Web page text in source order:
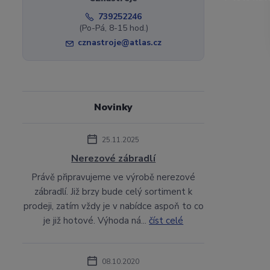
739252246
(Po-Pá, 8-15 hod.)
cznastroje@atlas.cz
Novinky
25.11.2025
Nerezové zábradlí
Právě připravujeme ve výrobě nerezové
zábradlí. Již brzy bude celý sortiment k
prodeji, zatím vždy je v nabídce aspoň to co
je již hotové. Výhoda ná...číst celé
08.10.2020